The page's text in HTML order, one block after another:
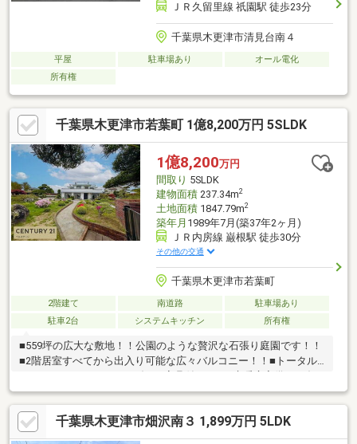
ＪＲ久留里線 祇園駅 徒歩23分
千葉県木更津市清見台南４
平屋 駐車場あり
オール電化
所有権
千葉県木更津市若葉町 1億8,200万円 5SLDK
1億8,200万円
間取り 5SLDK
建物面積237.34m2
土地面積1847.79m2
築年月 1989年7月(築37年2ヶ月)
ＪＲ内房線 巌根駅 徒歩30分
その他の交通
千葉県木更津市若葉町
2階建て 南道路
駐車場あり
駐車2台
システムキッチン 所有権
■559坪の広大な敷地！！公園のような贅沢な石張り庭園です！！
■2階居室すべてから出入り可能な広々バルコニー！！■トータル
コーディネートされたモダンな家具付き！！■床暖房完備！！冬
でも暖かく、埃の舞わない快適な住空間です！！【ベルステージ
が地元に強い理由】●千葉南地域密着で物件掲載数が圧倒的●住宅
ローンには通ればよいではなく、3銀行以上打診し金利交渉も●物
件のメリットデメリットを正直説明●リフォーム・建築には予算
千葉県木更津市畑沢南３ 1,899万円 5LDK